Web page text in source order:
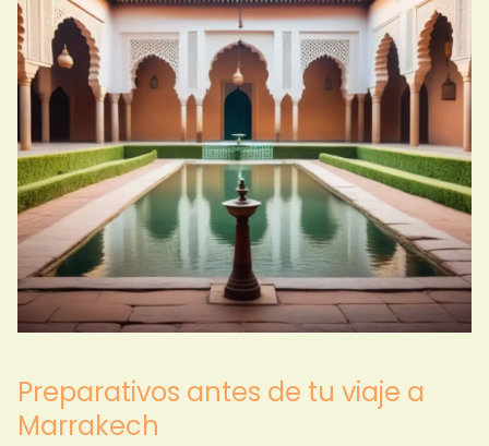
Preparativos antes de tu viaje a
Marrakech